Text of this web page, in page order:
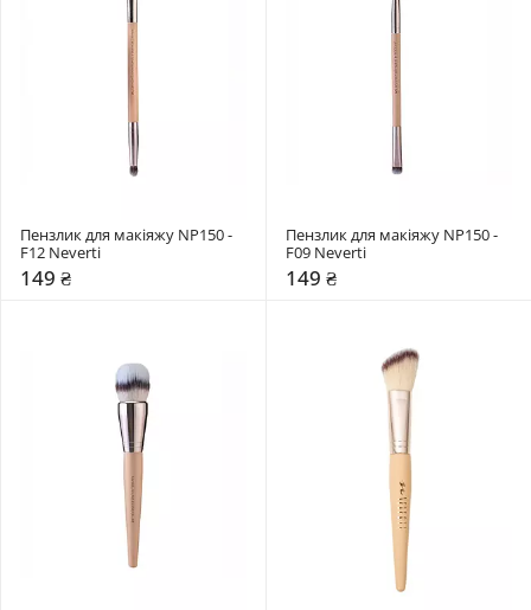
Пензлик для макіяжу NP150 -
F12 Neverti
149 ₴
Пензлик для макіяжу NP150 -
F09 Neverti
149 ₴